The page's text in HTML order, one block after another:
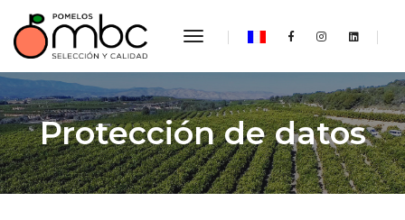
toggle navigation
Protección de datos